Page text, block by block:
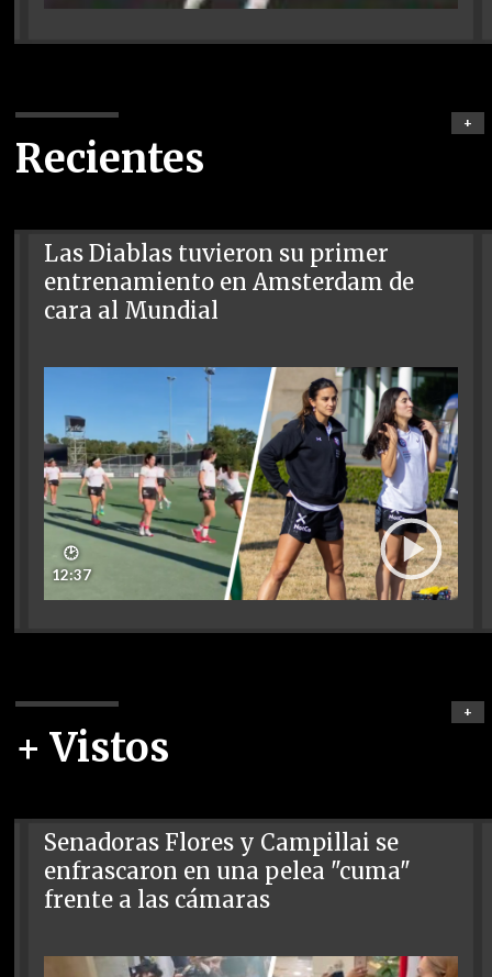
Recientes
+
Las Diablas tuvieron su primer
entrenamiento en Amsterdam de
cara al Mundial
🕑
12:37
+ Vistos
+
Senadoras Flores y Campillai se
enfrascaron en una pelea "cuma"
frente a las cámaras